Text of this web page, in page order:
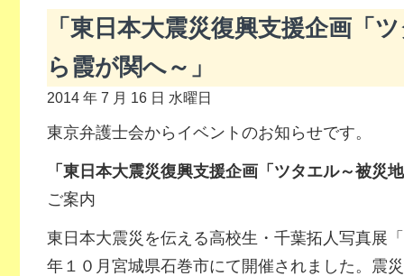
「東日本大震災復興支援企画「
ら霞が関へ～」
2014 年 7 月 16 日 水曜日
東京弁護士会からイベントのお知らせです。
「東日本大震災復興支援企画「ツタエル～被災
ご案内
東日本大震災を伝える高校生・千葉拓人写真展
年１０月宮城県石巻市にて開催されました。震